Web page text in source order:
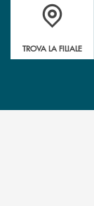
Accedi all'
TROVA LA FILIALE